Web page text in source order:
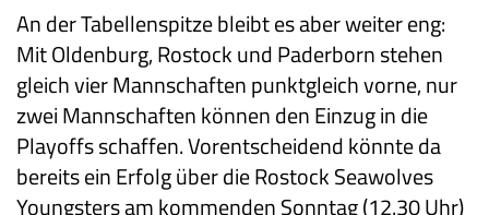
An der Tabellenspitze bleibt es aber weiter eng:
Mit Oldenburg, Rostock und Paderborn stehen
gleich vier Mannschaften punktgleich vorne, nur
zwei Mannschaften können den Einzug in die
Playoffs schaffen. Vorentscheidend könnte da
bereits ein Erfolg über die Rostock Seawolves
Youngsters am kommenden Sonntag (12.30 Uhr)